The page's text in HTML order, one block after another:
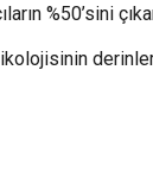
%50’sini